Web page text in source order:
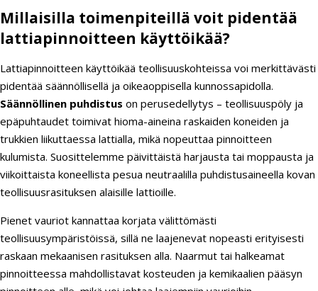
Millaisilla toimenpiteillä voit pidentää
lattiapinnoitteen käyttöikää?
Lattiapinnoitteen käyttöikää teollisuuskohteissa voi merkittävästi
pidentää säännöllisellä ja oikeaoppisella kunnossapidolla.
Säännöllinen puhdistus on perusedellytys – teollisuuspöly ja
epäpuhtaudet toimivat hioma-aineina raskaiden koneiden ja
trukkien liikuttaessa lattialla, mikä nopeuttaa pinnoitteen
kulumista. Suosittelemme päivittäistä harjausta tai moppausta ja
viikoittaista koneellista pesua neutraalilla puhdistusaineella kovan
teollisuusrasituksen alaisille lattioille.
Pienet vauriot kannattaa korjata välittömästi
teollisuusympäristöissä, sillä ne laajenevat nopeasti erityisesti
raskaan mekaanisen rasituksen alla. Naarmut tai halkeamat
pinnoitteessa mahdollistavat kosteuden ja kemikaalien pääsyn